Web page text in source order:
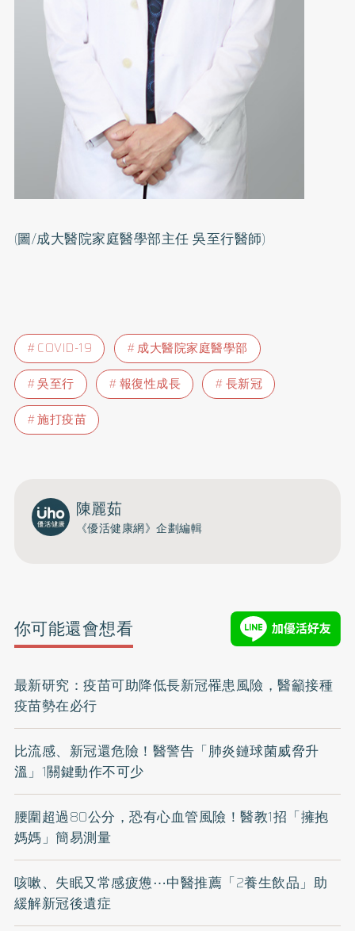
(圖/成大醫院家庭醫學部主任 吳至行醫師)
COVID-19
成大醫院家庭醫學部
吳至行
報復性成長
長新冠
施打疫苗
陳麗茹
《優活健康網》企劃編輯
你可能還會想看
最新研究：疫苗可助降低長新冠罹患風險，醫籲接種
疫苗勢在必行
比流感、新冠還危險！醫警告「肺炎鏈球菌威脅升
溫」1關鍵動作不可少
腰圍超過80公分，恐有心血管風險！醫教1招「擁抱
媽媽」簡易測量
咳嗽、失眠又常感疲憊⋯中醫推薦「2養生飲品」助
緩解新冠後遺症